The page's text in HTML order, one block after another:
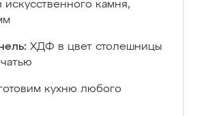
камня,
ХДФ в цвет столешницы
кухню любого